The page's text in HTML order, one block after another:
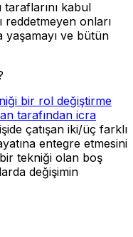
taraflarını kabul
reddetmeyen onları
yaşamayı ve bütün
bir rol değiştirme
tarafından icra
çatışan iki/üç farklı
entegre etmesini
bir tekniği olan boş
değişimin